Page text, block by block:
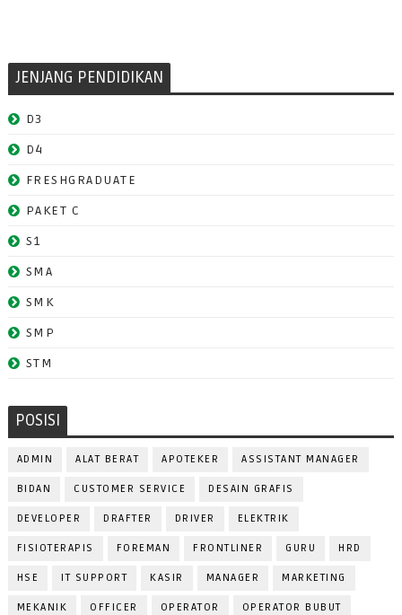
JENJANG PENDIDIKAN
D3
D4
FRESHGRADUATE
PAKET C
S1
SMA
SMK
SMP
STM
POSISI
ADMIN ALAT BERAT APOTEKER ASSISTANT MANAGER
BIDAN CUSTOMER SERVICE DESAIN GRAFIS
DEVELOPER DRAFTER DRIVER ELEKTRIK
FISIOTERAPIS FOREMAN FRONTLINER GURU HRD
HSE IT SUPPORT KASIR MANAGER MARKETING
MEKANIK OFFICER OPERATOR OPERATOR BUBUT